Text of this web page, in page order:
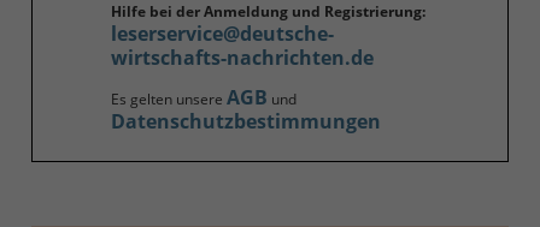
Hilfe bei der Anmeldung und Registrierung:
leserservice@deutsche-
wirtschafts-nachrichten.de
Es gelten unsere AGB und
Datenschutzbestimmungen